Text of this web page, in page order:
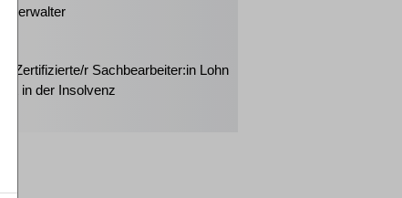
Zertifizierte/r Sachbearbeiter:in Lohn
in der Insolvenz